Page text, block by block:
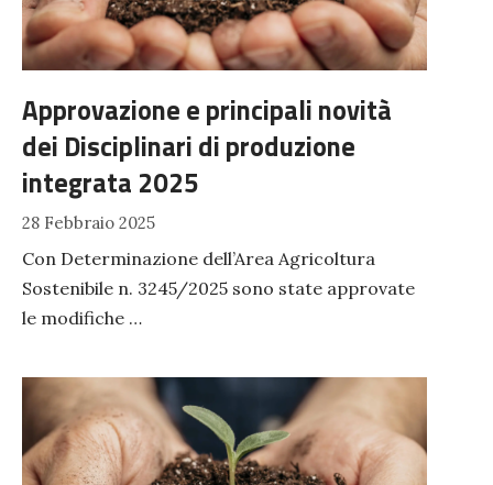
Approvazione e principali novità
dei Disciplinari di produzione
integrata 2025
28 Febbraio 2025
Con Determinazione dell’Area Agricoltura
Sostenibile n. 3245/2025 sono state approvate
le modifiche …